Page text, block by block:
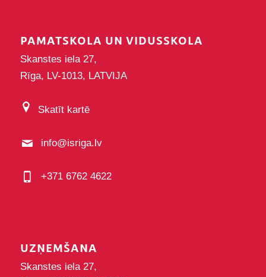
PAMATSKOLA UN VIDUSSKOLA
Skanstes iela 27,
Rīga, LV-1013, LATVIJA
Skatīt kartē
info@isriga.lv
+371 6762 4622
UZŅEMŠANA
Skanstes iela 27,